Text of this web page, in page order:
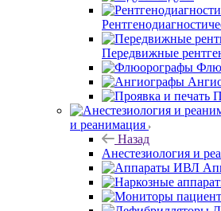
Передвижные
и реанимация
Назад
Анестезиология и